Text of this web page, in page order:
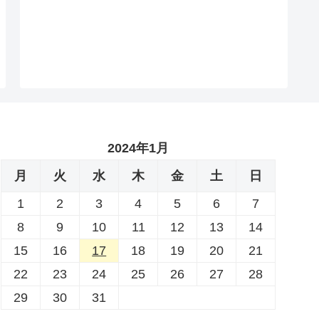
2024年1月
月
火 水 木 金 土
日
1
2 3 4 5 6
7
8
9 10 11 12 13
14
15
16 17 18 19 20
21
22
23 24 25 26 27
28
29
30 31